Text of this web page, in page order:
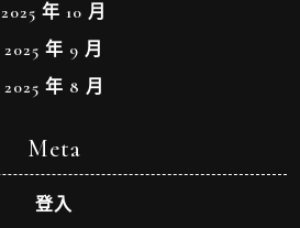
2025 年 10 月
2025 年 9 月
2025 年 8 月
Meta
登入